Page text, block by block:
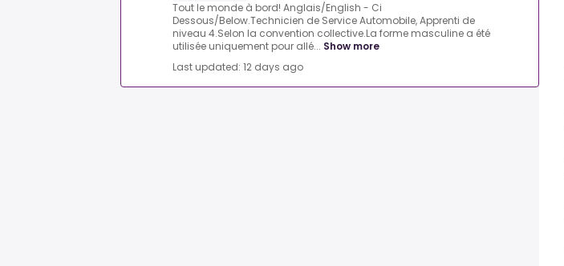
Tout le monde à bord! Anglais/English - Ci
Dessous/Below.Technicien de Service Automobile, Apprenti de
niveau 4.Selon la convention collective.La forme masculine a été
utilisée uniquement pour allé... Show more
Last updated: 12 days ago